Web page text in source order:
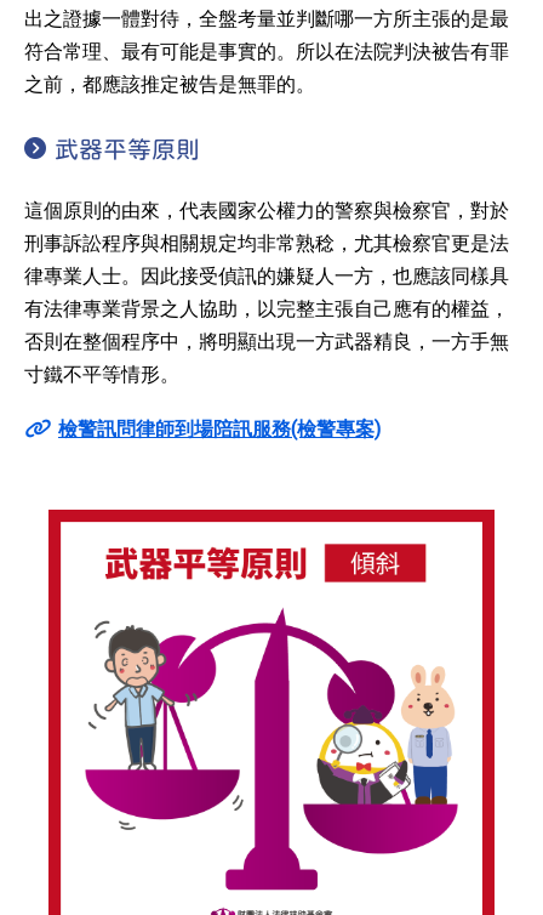
出之證據一體對待，全盤考量並判斷哪一方所主張的是最
符合常理、最有可能是事實的。所以在法院判決被告有罪
之前，都應該推定被告是無罪的。
武器平等原則
這個原則的由來，代表國家公權力的警察與檢察官，對於
刑事訴訟程序與相關規定均非常熟稔，尤其檢察官更是法
律專業人士。因此接受偵訊的嫌疑人一方，也應該同樣具
有法律專業背景之人協助，以完整主張自己應有的權益，
否則在整個程序中，將明顯出現一方武器精良，一方手無
寸鐵不平等情形。
檢警訊問律師到場陪訊服務(檢警專案)